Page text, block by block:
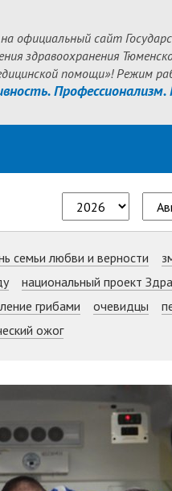
официальный сайт
здравоохранения
помощи»! Режим
Профессионализм.
семьи любви и верности
национальный проект
грибами очевидцы
ожог